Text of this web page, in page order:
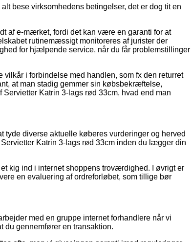
bese virksomhedens betingelser, det er dog tit en
af e-mærket, fordi det kan være en garanti for at
rutinemæssigt monitoreres af jurister der
for hjælpende service, når du får problemstillinger
i forbindelse med handlen, som fx den returret
at man stadig gemmer sin købsbekræftelse,
Katrin 3-lags rød 33cm, hvad end man
diverse aktuelle køberes vurderinger og herved
Katrin 3-lags rød 33cm inden du lægger din
kig ind i internet shoppens troværdighed. I øvrigt er
en evaluering af ordreforløbet, som tillige bør
med en gruppe internet forhandlere når vi
du gennemfører en transaktion.